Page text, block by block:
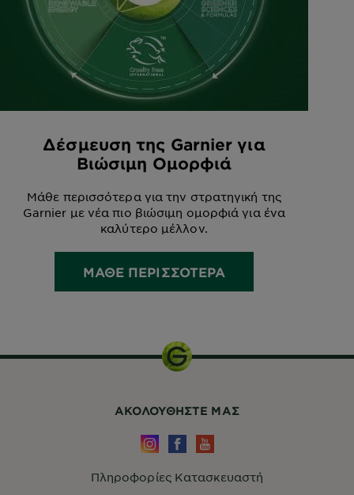
Δέσμευση της Garnier για
Βιώσιμη Ομορφιά
Μάθε περισσότερα για την στρατηγική της
Garnier με νέα πιο βιώσιμη ομορφιά για ένα
καλύτερο μέλλον.
ΜΑΘΕ ΠΕΡΙΣΣΟΤΕΡΑ
ΑΚΟΛΟΥΘHΣΤΕ ΜΑΣ
Πληροφορίες Κατασκευαστή